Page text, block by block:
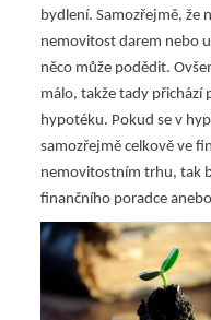
bydlení. Samozřejmě, že
nemovitost darem nebo
něco může podědit.
málo, takže tady přichází
hypotéku. Pokud se v
samozřejmě celkově ve
nemovitostním trhu, tak
finančního poradce